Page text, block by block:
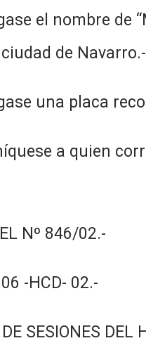
el nombre de
de Navarro.-
una placa
a quien
Nº 846/02.-
-HCD- 02.-
SESIONES DEL